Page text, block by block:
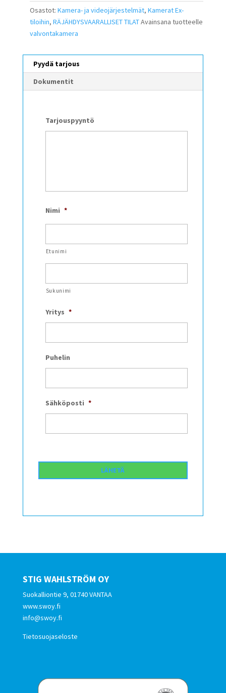
Osastot: Kamera- ja videojärjestelmät, Kamerat Ex-
tiloihin, RÄJÄHDYSVAARALLISET TILATAvainsana tuotteelle
valvontakamera
Pyydä tarjous
Dokumentit
Tarjouspyyntö
Nimi *
Etunimi
Sukunimi
Yritys *
Puhelin
Sähköposti *
STIG WAHLSTRÖM OY
Suokalliontie 9, 01740 VANTAA
www.swoy.fi
info@swoy.fi
Tietosuojaseloste